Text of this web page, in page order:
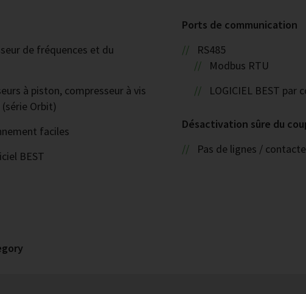
de fréquences et du
à piston, compresseur à vis
Orbit)
faciles
BEST
Ports de communication
RS485
Modbus RTU
LOGICIEL BEST
Désactivation sûre du
Pas de lignes /